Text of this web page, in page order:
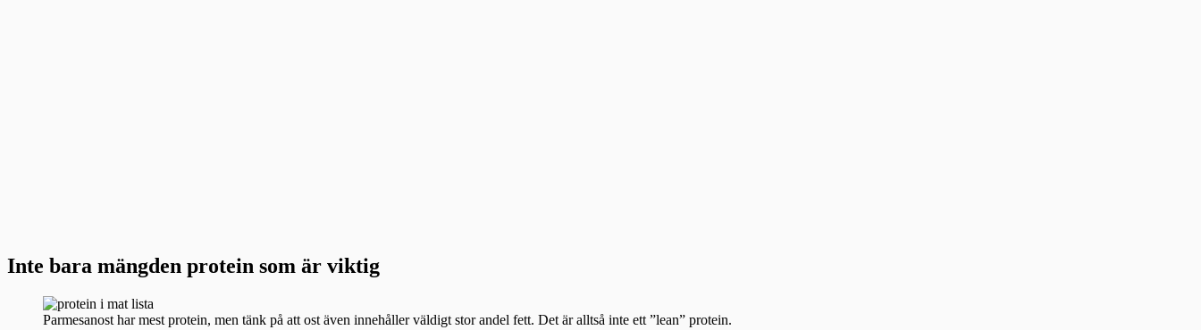
Inte bara mängden protein som är viktig
Parmesanost har mest protein, men tänk på att ost även innehåller väldigt stor andel fett. Det är alltså inte ett ”lean” protein.